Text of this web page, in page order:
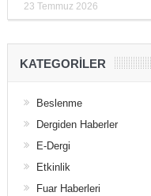
23 Temmuz 2026
KATEGORILER
Beslenme
Dergiden Haberler
E-Dergi
Etkinlik
Fuar Haberleri